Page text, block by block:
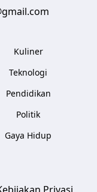
Kuliner
Teknologi
Pendidikan
Politik
Gaya Hidup